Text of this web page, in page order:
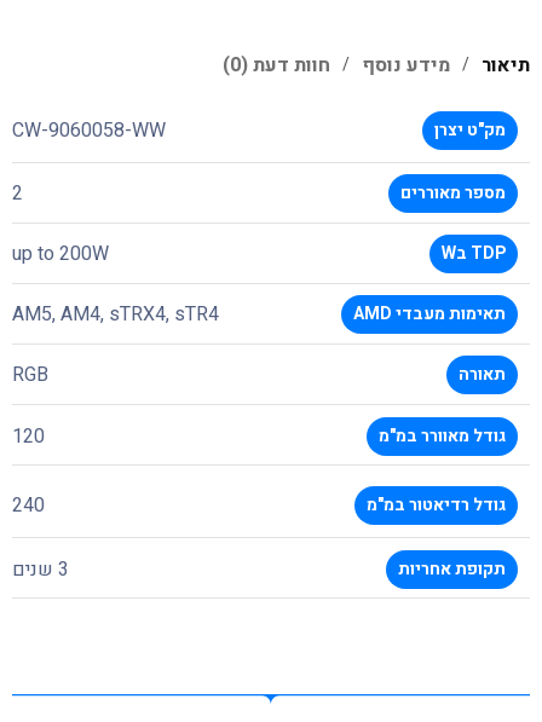
תיאור מידע נוסף חוות דעת (0)
מק"ט יצרן CW-9060058-WW
מספר מאוררים 2
TDP בW up to 200W
תאימות מעבדי AMD AM5, AM4, sTRX4, sTR4
תאורה RGB
גודל מאוורר במ"מ 120
גודל רדיאטור במ"מ 240
תקופת אחריות 3 שנים